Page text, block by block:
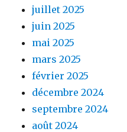
juillet 2025
juin 2025
mai 2025
mars 2025
février 2025
décembre 2024
septembre 2024
août 2024